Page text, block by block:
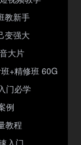
教新手
变强大
大片
+精修班 60G
门必学
例
教程
入门